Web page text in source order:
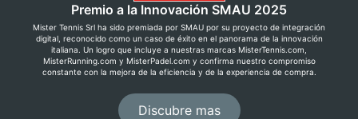
Premio a la Innovación SMAU 2025
Mister Tennis Srl ha sido premiada por SMAU por su proyecto de integración
digital, reconocido como un caso de éxito en el panorama de la innovación
italiana. Un logro que incluye a nuestras marcas MisterTennis.com,
MisterRunning.com y MisterPadel.com y confirma nuestro compromiso
constante con la mejora de la eficiencia y de la experiencia de compra.
Discubre mas